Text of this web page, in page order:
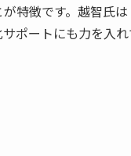
特徴です。越智氏
ポートにも力を入